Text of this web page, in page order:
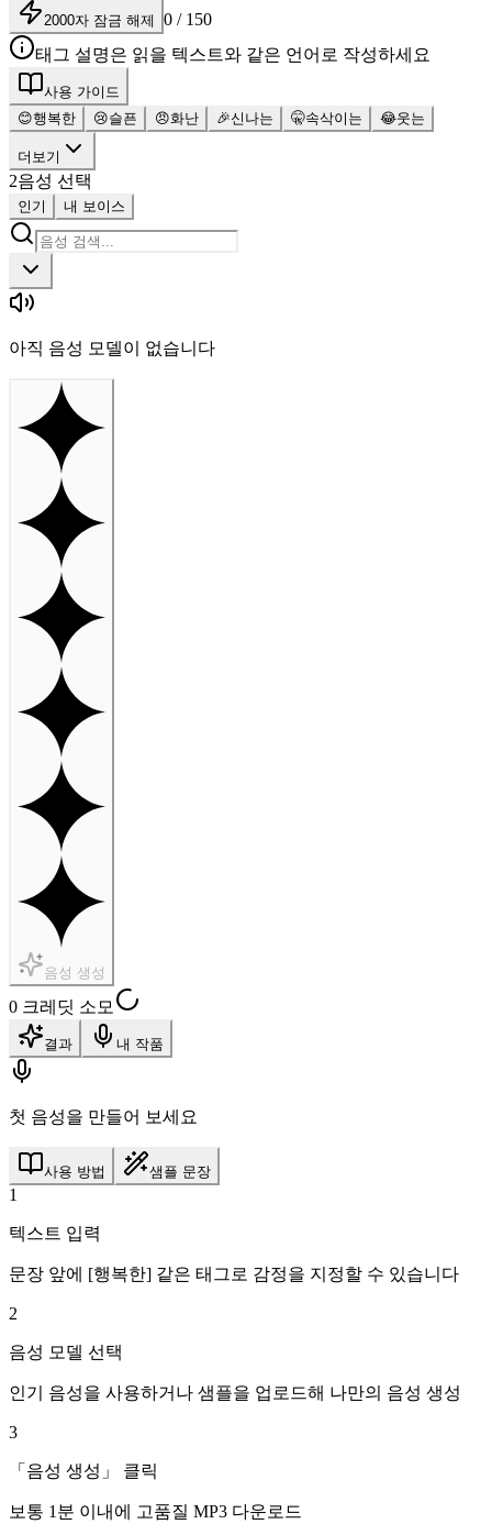
2000자 잠금 해제
0 / 150
태그 설명은 읽을 텍스트와 같은 언어로 작성하세요
사용 가이드
😊행복한 😢슬픈 😠화난 🎉신나는 🤫속삭이는 😂웃는
더보기
2음성 선택
인기 내 보이스
아직 음성 모델이 없습니다
음성 생성
0 크레딧 소모
결과 내 작품
첫 음성을 만들어 보세요
사용 방법 샘플 문장
1
텍스트 입력
문장 앞에 [행복한] 같은 태그로 감정을 지정할 수 있습니다
2
음성 모델 선택
인기 음성을 사용하거나 샘플을 업로드해 나만의 음성 생성
3
「음성 생성」 클릭
보통 1분 이내에 고품질 MP3 다운로드